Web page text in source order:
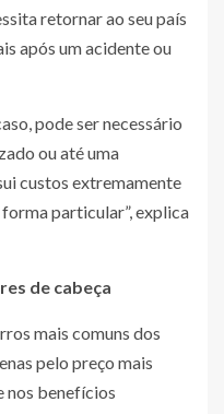
retornar ao seu país
após um acidente ou
pode ser necessário
ou até uma
custos extremamente
particular”, explica
de cabeça
mais comuns dos
pelo preço mais
nos benefícios